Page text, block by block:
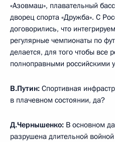
«Азовмаш», плавательный
дворец спорта «Дружба». С
договорились, что
регулярные чемпионаты по
делается, для того чтобы все
полноправными российскими
В.Путин: Спортивная
в плачевном состоянии, да?
Д.Чернышенко: В основном
разрушена длительной